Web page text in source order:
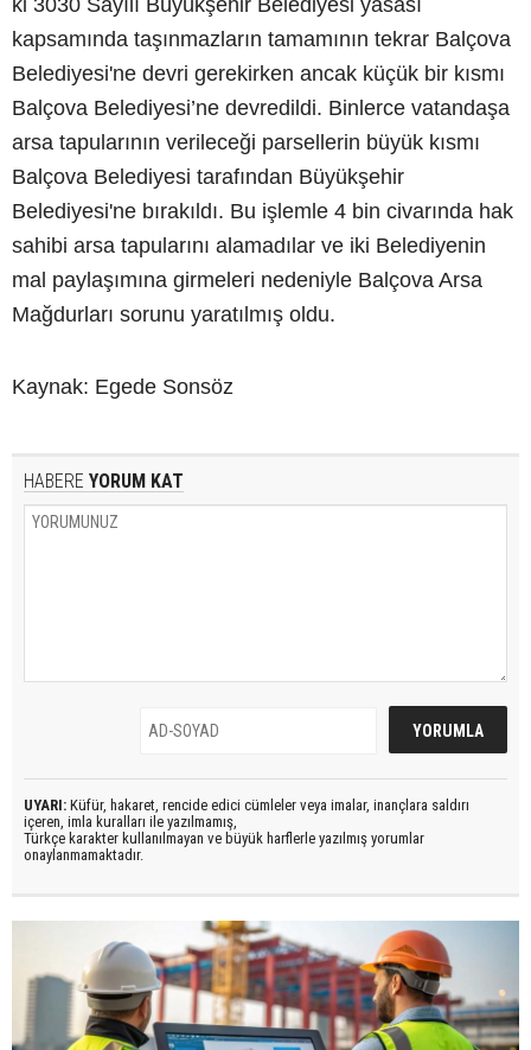
ki 3030 Sayılı Büyükşehir Belediyesi yasası
kapsamında taşınmazların tamamının tekrar Balçova
Belediyesi'ne devri gerekirken ancak küçük bir kısmı
Balçova Belediyesi’ne devredildi. Binlerce vatandaşa
arsa tapularının verileceği parsellerin büyük kısmı
Balçova Belediyesi tarafından Büyükşehir
Belediyesi'ne bırakıldı. Bu işlemle 4 bin civarında hak
sahibi arsa tapularını alamadılar ve iki Belediyenin
mal paylaşımına girmeleri nedeniyle Balçova Arsa
Mağdurları sorunu yaratılmış oldu.
Kaynak: Egede Sonsöz
HABERE YORUM KAT
UYARI: Küfür, hakaret, rencide edici cümleler veya imalar, inançlara saldırı
içeren, imla kuralları ile yazılmamış,
Türkçe karakter kullanılmayan ve büyük harflerle yazılmış yorumlar
onaylanmamaktadır.